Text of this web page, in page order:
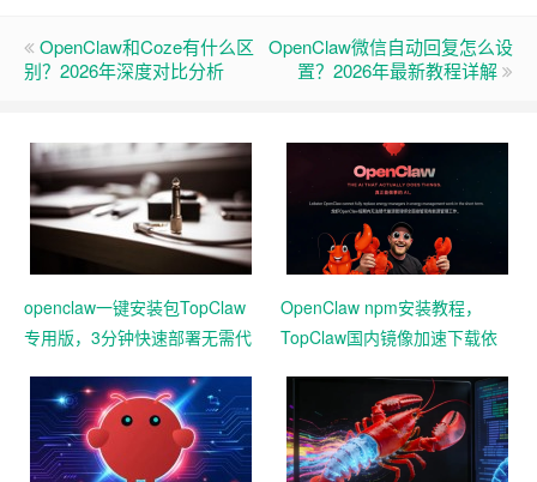
OpenClaw和Coze有什么区
别？2026年深度对比分析
OpenClaw微信自动回复怎么设
置？2026年最新教程详解
openclaw一键安装包TopClaw
专用版，3分钟快速部署无需代
OpenClaw npm安装教程，
TopClaw国内镜像加速下载依